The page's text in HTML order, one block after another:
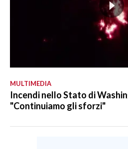
MULTIMEDIA
Incendi nello Stato di
"Continuiamo gli sforzi"